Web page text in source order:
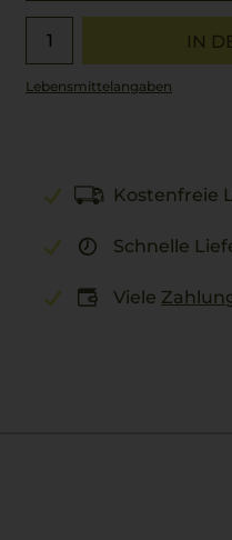
IN
Lebensmittel­angaben
Kostenfreie
Schnelle
Viele